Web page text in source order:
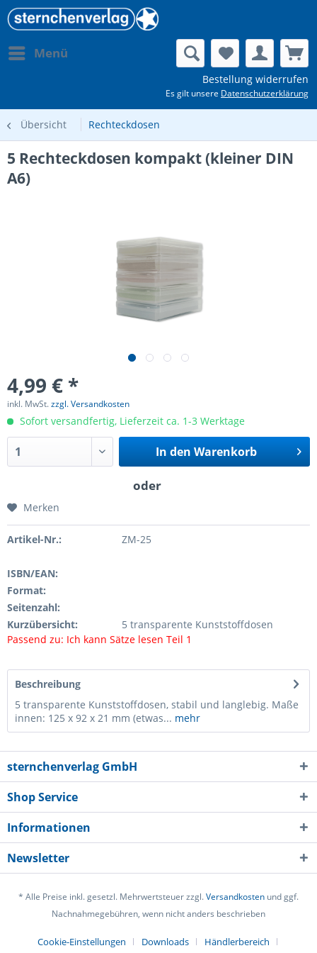
Menü
Bestellung widerrufen
Es gilt unsere Datenschutzerklärung
Übersicht Rechteckdosen
5 Rechteckdosen kompakt (kleiner DIN
A6)
4,99 € *
inkl. MwSt.zzgl. Versandkosten
Sofort versandfertig, Lieferzeit ca. 1-3 Werktage
In den Warenkorb
Merken
Artikel-Nr.: ZM-25
ISBN/EAN:
Format:
Seitenzahl:
Kurzübersicht:
5 transparente Kunststoffdosen
Passend zu: Ich kann Sätze lesen Teil 1
Beschreibung
5 transparente Kunststoffdosen, stabil und langlebig. Maße
innen: 125 x 92 x 21 mm (etwas... mehr
sternchenverlag GmbH
Shop Service
Informationen
Newsletter
* Alle Preise inkl. gesetzl. Mehrwertsteuer zzgl.Versandkosten und ggf.
Nachnahmegebühren, wenn nicht anders beschrieben
Cookie-Einstellungen Downloads Händlerbereich